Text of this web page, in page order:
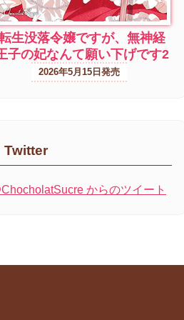
生没落令嬢ですが、無神経
子の妃なんて願い下げです2
2026年5月15日
Twitter
からのツイート